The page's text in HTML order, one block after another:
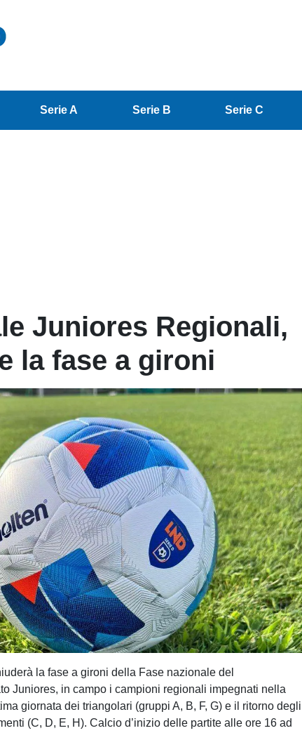
Serie A Serie B Serie C
Juniores Regionali,
la fase a gironi
la fase a gironi della Fase nazionale del
Juniores, in campo i campioni regionali impegnati nella
giornata dei triangolari (gruppi A, B, F, G) e il ritorno degli
(C, D, E, H). Calcio d’inizio delle partite alle ore 16 ad